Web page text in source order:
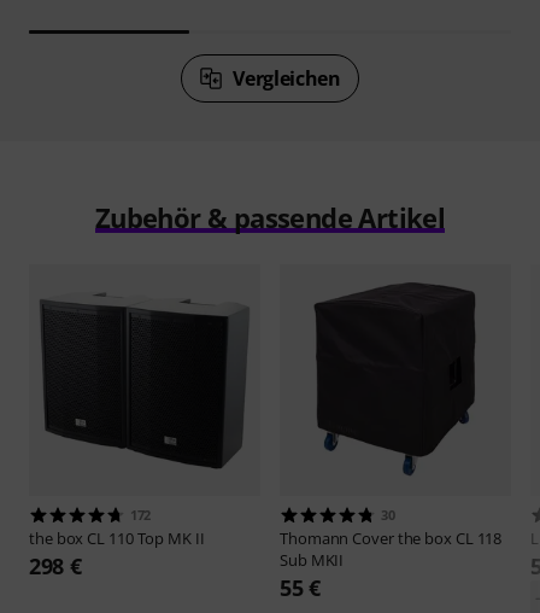
Vergleichen
Zubehör & passende Artikel
172
the box CL 110 Top MK II
298 €
30
Thomann Cover the box CL 118
Sub MKII
55 €